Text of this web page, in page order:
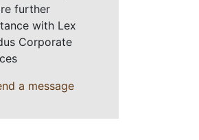
further
with Lex
Corporate
a message